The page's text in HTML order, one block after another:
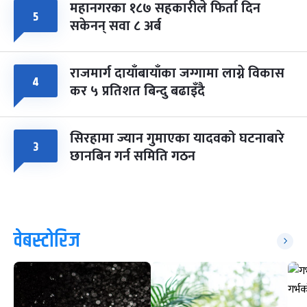
५ महानगरका १८७ सहकारीले फिर्ता दिन
सकेनन् सवा ८ अर्ब
४ राजमार्ग दायाँबायाँका जग्गामा लाग्ने विकास
कर ५ प्रतिशत बिन्दु बढाइँदै
३ सिरहामा ज्यान गुमाएका यादवको घटनाबारे
छानबिन गर्न समिति गठन
वेबस्टोरिज